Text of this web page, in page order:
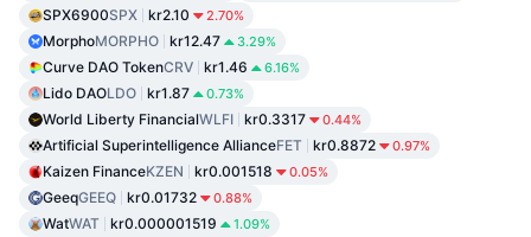
SPX6900SPX kr2.10 2.70%
MorphoMORPHO kr12.47 3.29%
Curve DAO TokenCRV kr1.46 6.16%
Lido DAOLDO kr1.87 0.73%
World Liberty FinancialWLFI kr0.3317 0.44%
Artificial Superintelligence AllianceFET kr0.8872 0.97%
Kaizen FinanceKZEN kr0.001518 0.05%
GeeqGEEQ kr0.01732 0.88%
WatWAT kr0.000001519 1.09%